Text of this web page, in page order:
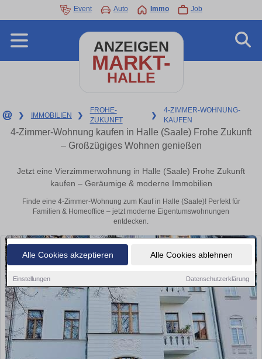
Alle Cookies akzeptieren Alle Cookies ablehnen
Einstellungen Datenschutzerklärung
Event Auto Immo Job
ANZEIGEN
MARKT-
HALLE
❯ IMMOBILIEN ❯
FROHE-
ZUKUNFT
❯
4-ZIMMER-WOHNUNG-
KAUFEN
4-Zimmer-Wohnung kaufen in Halle (Saale) Frohe Zukunft
– Großzügiges Wohnen genießen
Jetzt eine Vierzimmerwohnung in Halle (Saale) Frohe Zukunft
kaufen – Geräumige & moderne Immobilien
Finde eine 4-Zimmer-Wohnung zum Kauf in Halle (Saale)! Perfekt für
Familien & Homeoffice – jetzt moderne Eigentumswohnungen
entdecken.